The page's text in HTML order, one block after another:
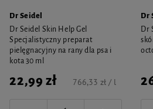
Dr Seidel
Dr Seidel Skin Help Gel
Specjalistyczny preparat
pielęgnacyjny na rany dla psa i
kota 30 ml
22,99 zł 766,33 zł / l
Dr
Dr